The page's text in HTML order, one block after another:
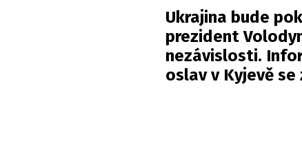
Ukrajina bude
prezident
nezávislosti.
oslav v Kyjevě